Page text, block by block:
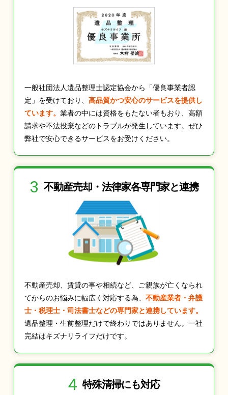
一般社団法人遺品整理士認定協会から「優良事業者認
定」を受けており、 高品質かつ安心のサービスを提供し
ています。 業者の中には資格をもたない者もおり、高額
請求や不法投棄などのトラブルが発生しています。ぜひ
弊社で安心できるサービスをお受けください。
3 不動産売却・法律家各専門家と連携
不動産売却、賃貸の事や相続など、ご親族が亡くなられ
てからのお悩みに幅広く対応する為、 不動産業者・弁護
士・税理士・司法書士などの専門家と連携しています。
遺品整理・生前整理だけで終わりではありません。一社
完結はキズナリライフだけです。
4 特殊清掃にも対応